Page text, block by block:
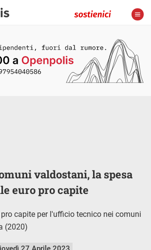
valdostani, la spesa
euro pro capite
capite per l'ufficio tecnico nei comuni
(2020)